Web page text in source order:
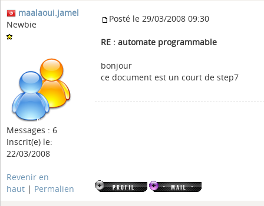
maalaoui.jamel
Newbie
Messages : 6
Inscrit(e) le:
22/03/2008
Posté le 29/03/2008 09:30
RE : automate programmable
bonjour
ce document est un court de step7
Revenir en
haut | Permalien